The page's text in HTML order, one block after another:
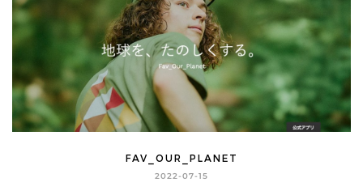
FAV_OUR_PLANET
2022-07-15